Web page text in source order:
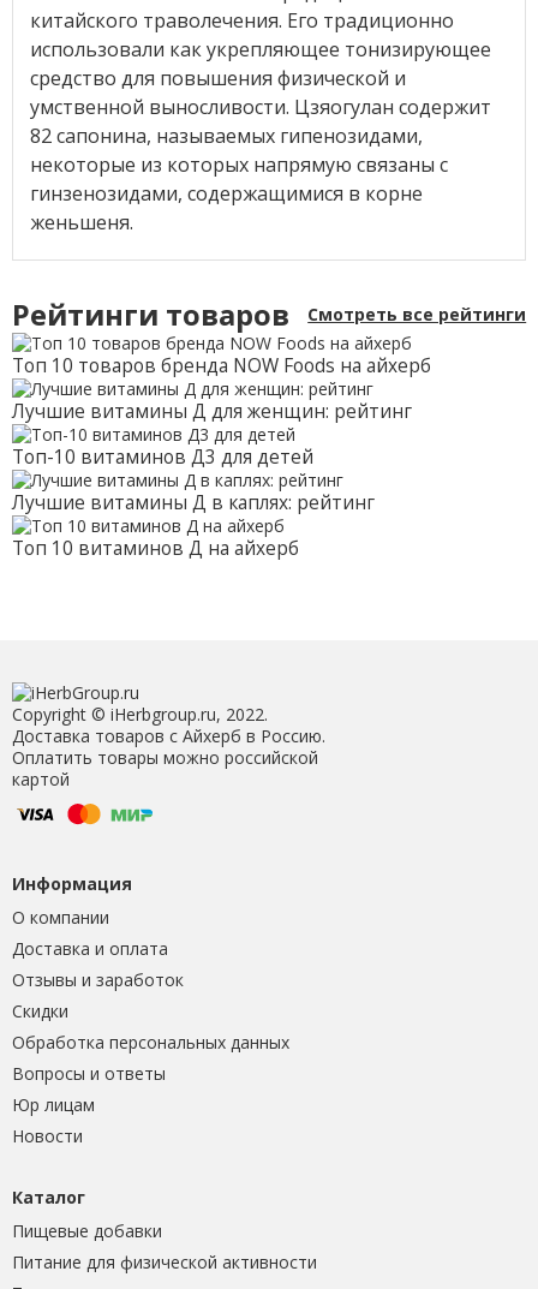
китайского траволечения. Его традиционно
использовали как укрепляющее тонизирующее
средство для повышения физической и
умственной выносливости. Цзяогулан содержит
82 сапонина, называемых гипенозидами,
некоторые из которых напрямую связаны с
гинзенозидами, содержащимися в корне
женьшеня.
Рейтинги товаров Смотреть все рейтинги
Топ 10 товаров бренда NOW Foods на айхерб
Лучшие витамины Д для женщин: рейтинг
Топ-10 витаминов Д3 для детей
Лучшие витамины Д в каплях: рейтинг
Топ 10 витаминов Д на айхерб
Copyright © iHerbgroup.ru, 2022.
Доставка товаров с Айхерб в Россию.
Оплатить товары можно российской
картой
Информация
О компании
Доставка и оплата
Отзывы и заработок
Скидки
Обработка персональных данных
Вопросы и ответы
Юр лицам
Новости
Каталог
Пищевые добавки
Питание для физической активности